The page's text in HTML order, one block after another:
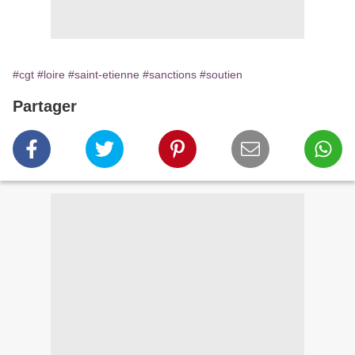
#cgt #loire #saint-etienne #sanctions #soutien
Partager